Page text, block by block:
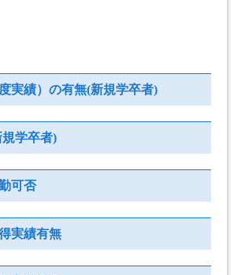
実績）の有無(新規学卒者)
学卒者)
可否
実績有無